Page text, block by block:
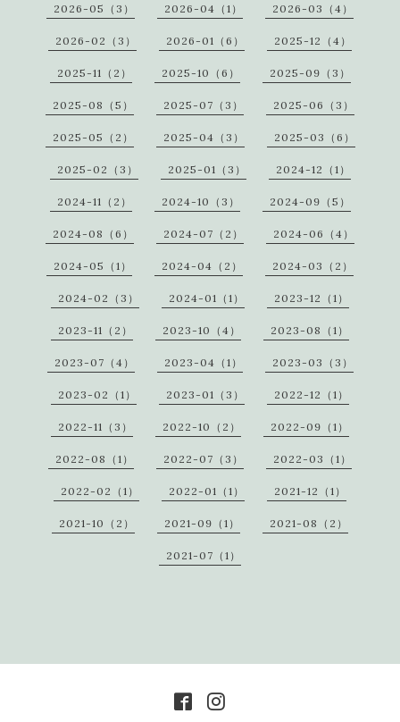
2026-05（3） 2026-04（1） 2026-03（4）
2026-02（3） 2026-01（6） 2025-12（4）
2025-11（2） 2025-10（6） 2025-09（3）
2025-08（5） 2025-07（3） 2025-06（3）
2025-05（2） 2025-04（3） 2025-03（6）
2025-02（3） 2025-01（3） 2024-12（1）
2024-11（2） 2024-10（3） 2024-09（5）
2024-08（6） 2024-07（2） 2024-06（4）
2024-05（1） 2024-04（2） 2024-03（2）
2024-02（3） 2024-01（1） 2023-12（1）
2023-11（2） 2023-10（4） 2023-08（1）
2023-07（4） 2023-04（1） 2023-03（3）
2023-02（1） 2023-01（3） 2022-12（1）
2022-11（3） 2022-10（2） 2022-09（1）
2022-08（1） 2022-07（3） 2022-03（1）
2022-02（1） 2022-01（1） 2021-12（1）
2021-10（2） 2021-09（1） 2021-08（2）
2021-07（1）